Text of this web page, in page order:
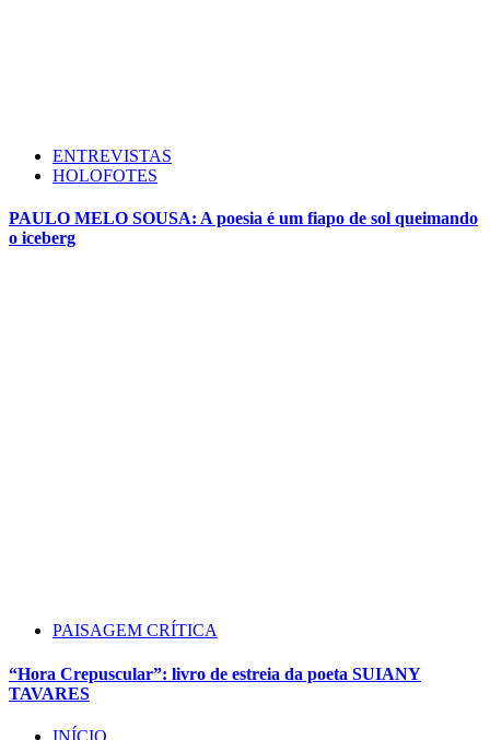
ENTREVISTAS
HOLOFOTES
PAULO MELO SOUSA: A poesia é um fiapo de sol queimando
o iceberg
PAISAGEM CRÍTICA
“Hora Crepuscular”: livro de estreia da poeta SUIANY
TAVARES
INÍCIO